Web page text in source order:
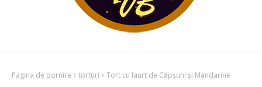
Pagina de pornire torturi Tort cu Iaurt de Căpșuni și Mandarine